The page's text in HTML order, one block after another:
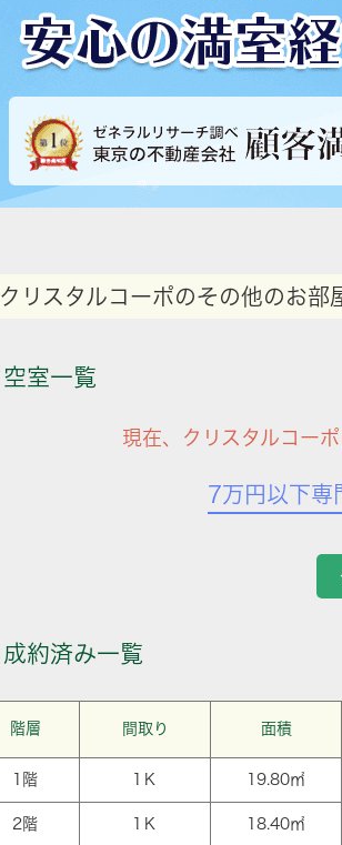
クリスタルコーポのその他のお部
空室一覧
現在、クリスタルコー
7万円以下専
成約済み一覧
階層 間取り 面積
1階 1Ｋ 19.80㎡
2階 1Ｋ 18.40㎡